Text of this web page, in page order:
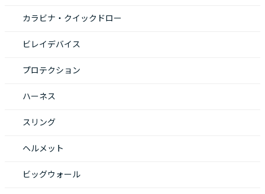
カラビナ・クイックドロー
ビレイデバイス
プロテクション
ハーネス
スリング
ヘルメット
ビッグウォール